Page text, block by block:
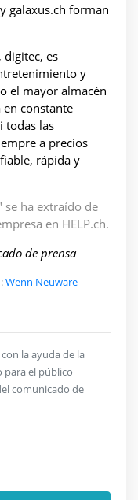
galaxus.ch forman
digitec, es
y
el mayor almacén
en constante
todas las
a precios
rápida y
se ha extraído de
en HELP.ch.
de prensa
Wenn Neuware
la ayuda de la
para el público
comunicado de